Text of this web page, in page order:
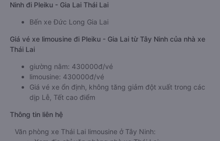
Ninh đi Pleiku - Gia Lai Thái Lai
Bến xe Đức Long Gia Lai
Giá vé xe limousine đi Pleiku - Gia Lai từ Tây Ninh của nhà xe
Thái Lai
giường nằm: 430000đ/vé
limousine: 430000đ/vé
Giá vé xe ổn định, không tăng giảm đột xuất trong các
dịp Lễ, Tết cao điểm
Thông tin liên hệ
Văn phòng xe Thái Lai limousine ở Tây Ninh: